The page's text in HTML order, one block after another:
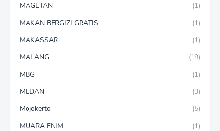
MAGETAN
(1)
MAKAN BERGIZI GRATIS
(1)
MAKASSAR
(1)
MALANG
(19)
MBG
(1)
MEDAN
(3)
Mojokerto
(5)
MUARA ENIM
(1)